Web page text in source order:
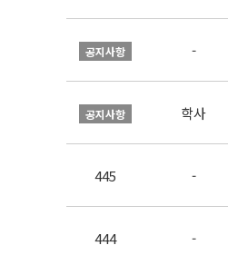
공지사항 -
공지사항 학사
445 -
444 -